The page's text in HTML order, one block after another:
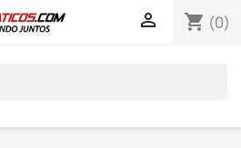
shopping_cart (0)
